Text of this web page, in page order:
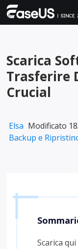
Scarica
Trasferire
Crucial
Elsa Modificato
Backup e
Scarica